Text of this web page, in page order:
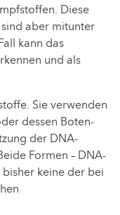
Diese
aber mitunter
kann das
und als
Sie verwenden
dessen Boten-
der DNA-
Formen – DNA-
bisher keine der bei